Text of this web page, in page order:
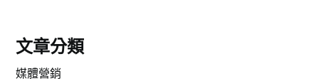
文章分類
媒體營銷